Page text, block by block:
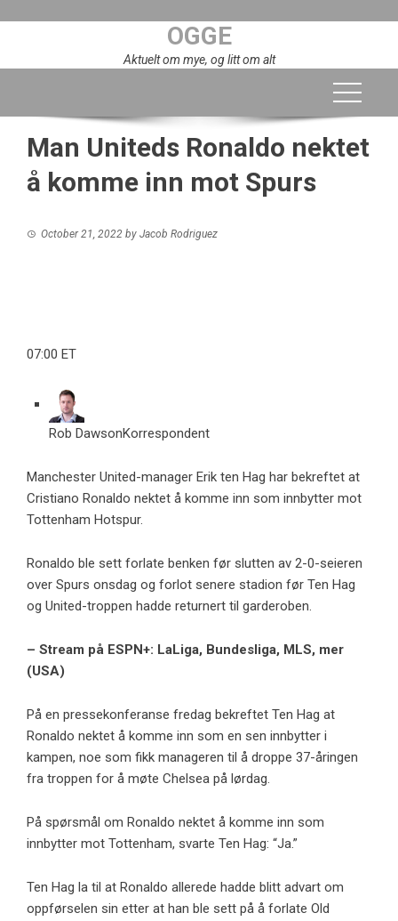
OGGE
Aktuelt om mye, og litt om alt
Man Uniteds Ronaldo nektet
å komme inn mot Spurs
October 21, 2022 by Jacob Rodriguez
07:00 ET
Rob DawsonKorrespondent
Manchester United-manager Erik ten Hag har bekreftet at
Cristiano Ronaldo nektet å komme inn som innbytter mot
Tottenham Hotspur.
Ronaldo ble sett forlate benken før slutten av 2-0-seieren
over Spurs onsdag og forlot senere stadion før Ten Hag
og United-troppen hadde returnert til garderoben.
– Stream på ESPN+: LaLiga, Bundesliga, MLS, mer
(USA)
På en pressekonferanse fredag ​​bekreftet Ten Hag at
Ronaldo nektet å komme inn som en sen innbytter i
kampen, noe som fikk manageren til å droppe 37-åringen
fra troppen for å møte Chelsea på lørdag.
På spørsmål om Ronaldo nektet å komme inn som
innbytter mot Tottenham, svarte Ten Hag: “Ja.”
Ten Hag la til at Ronaldo allerede hadde blitt advart om
oppførselen sin etter at han ble sett på å forlate Old